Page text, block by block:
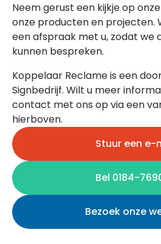
Neem gerust een kijkje op
onze producten en projecten.
een afspraak met u, zodat we
kunnen bespreken.
Koppelaar Reclame is een
Signbedrijf. Wilt u meer
contact met ons op via een
hierboven.
Stuur een e-
Bel 0184-
Bezoek onze